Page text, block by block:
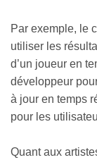
Par exemple, le
utiliser les
d’un joueur en
développeur
à jour en temps
pour les
Quant aux